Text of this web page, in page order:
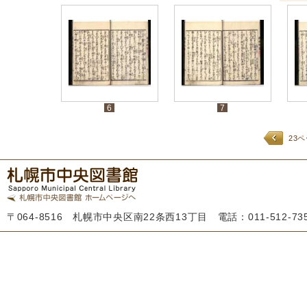
6 7
23ペ
〒064-8516 札幌市中央区南22条西13丁目 電話：011-512-